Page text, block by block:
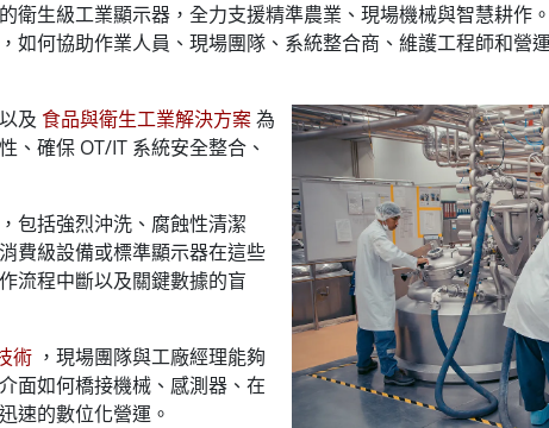
生級工業顯示器，全力支援精準農業、現場機械與智慧耕作
如何協助作業人員、現場團隊、系統整合商、維護工程師和營
及 食品與衛生工業解決方案為
、確保 OT/IT 系統安全整合、
包括強烈沖洗、腐蝕性清潔
費級設備或標準顯示器在這些
流程中斷以及關鍵數據的盲
術 ，現場團隊與工廠經理能夠
面如何橋接機械、感測器、在
速的數位化營運。